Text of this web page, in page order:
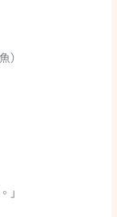
）
」